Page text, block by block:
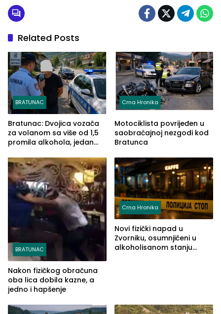
Related Posts
BRATUNAC
Bratunac: Dvojica vozača
za volanom sa više od 1,5
promila alkohola, jedan
Crna Hronika
Motociklista povrijeđen u
saobraćajnoj nezgodi kod
Bratunca
BRATUNAC
Nakon fizičkog obračuna
oba lica dobila kazne, a
jedno i hapšenje
Crna Hronika
Novi fizički napad u
Zvorniku, osumnjičeni u
alkoholisanom stanju